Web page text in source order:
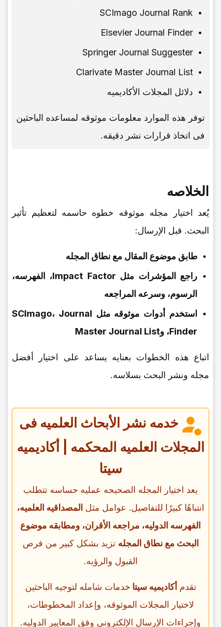
SCImago Journal Rank
Elsevier Journal Finder
Springer Journal Suggester
Clarivate Master Journal List
دلائل المجلات الأکادیمیه
توفر هذه الموارد معلومات موثوقه لمساعده الباحثین
فی اتخاذ قرارات نشر دقیقه.
الخلاصه
یُعد اختیار مجله موثوقه خطوه حاسمه لتعظیم تأثیر
البحث. قبل الإرسال:
طابق موضوع المقال مع نطاق المجله
راجع المؤشرات مثل Impact Factor، الفهرسه،
الرسوم، وسرعه المراجعه
استخدم أدوات موثوقه مثل SCImago، Journal
Finder، وMaster Journal List
اتباع هذه الخطوات بعنایه یساعد على اختیار أفضل
مجله ونشر البحث بسلاسه.
خدمه نشر الأبحاث العلمیه فی
المجلات العلمیه المحکمه | أکادیمیه
سیتا
یعد اختیار المجله الصحیحه عملیه حساسه تتطلب
انتباهًا کبیرًا للتفاصیل. عوامل مثل المصداقیه العلمیه،
الفهرسه الدولیه، مراجعه الأقران، ومطابقه موضوع
البحث مع نطاق المجله تزید بشکل کبیر من فرص
القبول والرؤیه.
تقدمأکادیمیه سیتا خدمات شامله لتوجیه الباحثین
لاختیار المجلات الموثوقه، وإعداد المخطوطات،
وإجراءات الإرسال الإلکترونی وفق المعاییر الدولیه.